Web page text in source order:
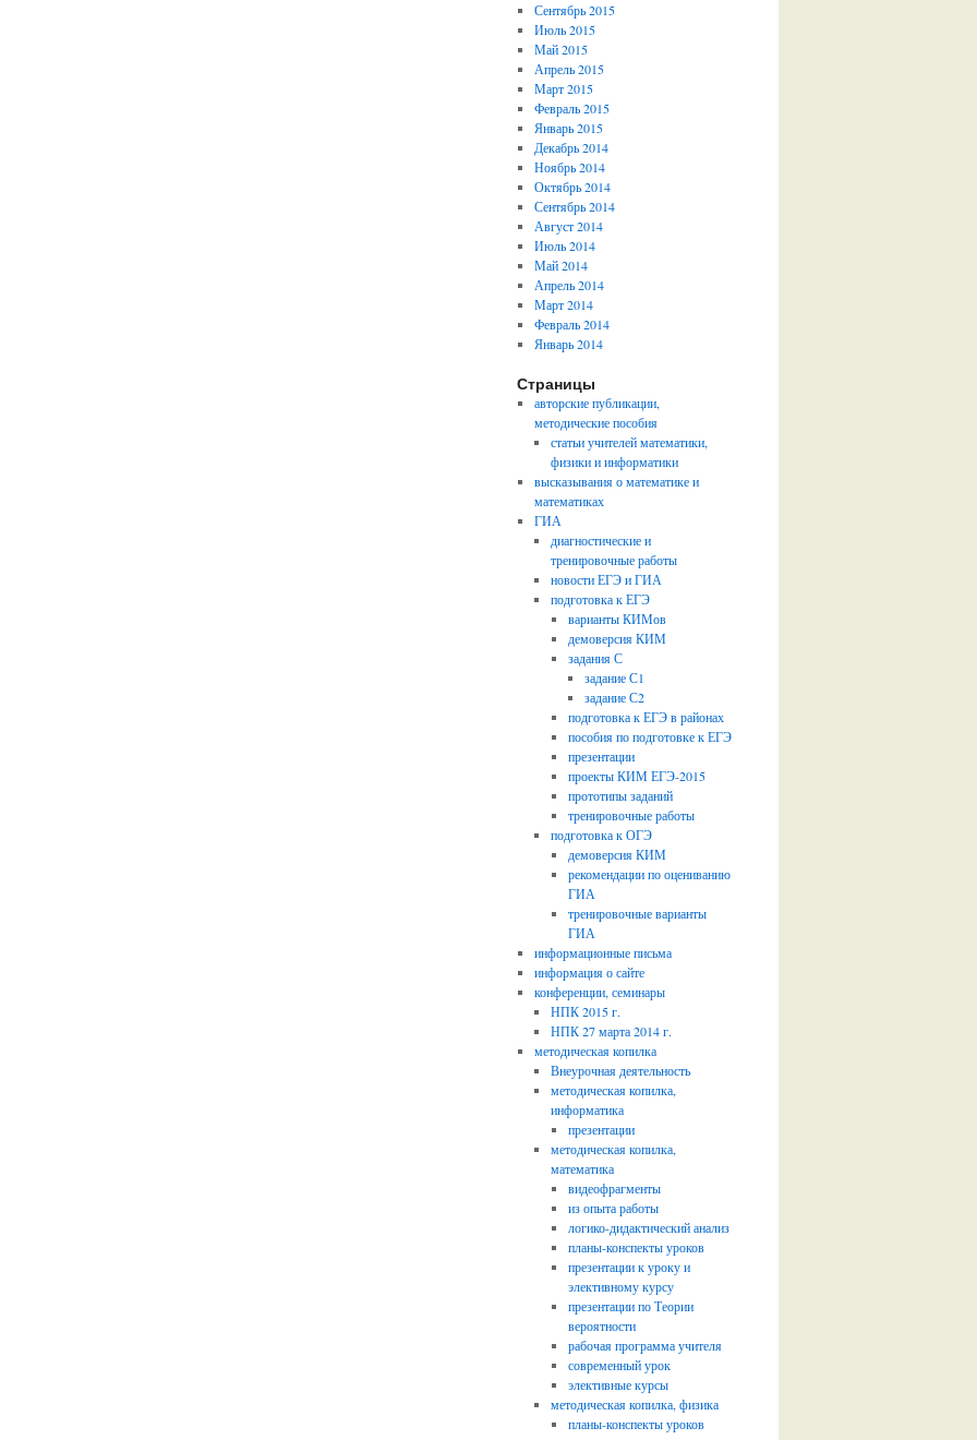
Сентябрь 2015
Июль 2015
Май 2015
Апрель 2015
Март 2015
Февраль 2015
Январь 2015
Декабрь 2014
Ноябрь 2014
Октябрь 2014
Сентябрь 2014
Август 2014
Июль 2014
Май 2014
Апрель 2014
Март 2014
Февраль 2014
Январь 2014
Страницы
авторские публикации,
методические пособия
статьи учителей математики,
физики и информатики
высказывания о математике и
математиках
ГИА
диагностические и
тренировочные работы
новости ЕГЭ и ГИА
подготовка к ЕГЭ
варианты КИМов
демоверсия КИМ
задания С
задание С1
задание С2
подготовка к ЕГЭ в районах
пособия по подготовке к ЕГЭ
презентации
проекты КИМ ЕГЭ-2015
прототипы заданий
тренировочные работы
подготовка к ОГЭ
демоверсия КИМ
рекомендации по оцениванию
ГИА
тренировочные варианты
ГИА
информационные письма
информация о сайте
конференции, семинары
НПК 2015 г.
НПК 27 марта 2014 г.
методическая копилка
Внеурочная деятельность
методическая копилка,
информатика
презентации
методическая копилка,
математика
видеофрагменты
из опыта работы
логико-дидактический анализ
планы-конспекты уроков
презентации к уроку и
элективному курсу
презентации по Теории
вероятности
рабочая программа учителя
современный урок
элективные курсы
методическая копилка, физика
планы-конспекты уроков